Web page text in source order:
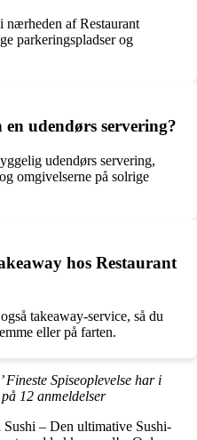
nærheden af Restaurant
parkeringspladser og
udendørs servering?
udendørs servering,
omgivelserne på solrige
hos Restaurant
takeaway-service, så du
eller på farten.
Spiseoplevelse har i
12 anmeldelser
Sushi – Den ultimative Sushi-